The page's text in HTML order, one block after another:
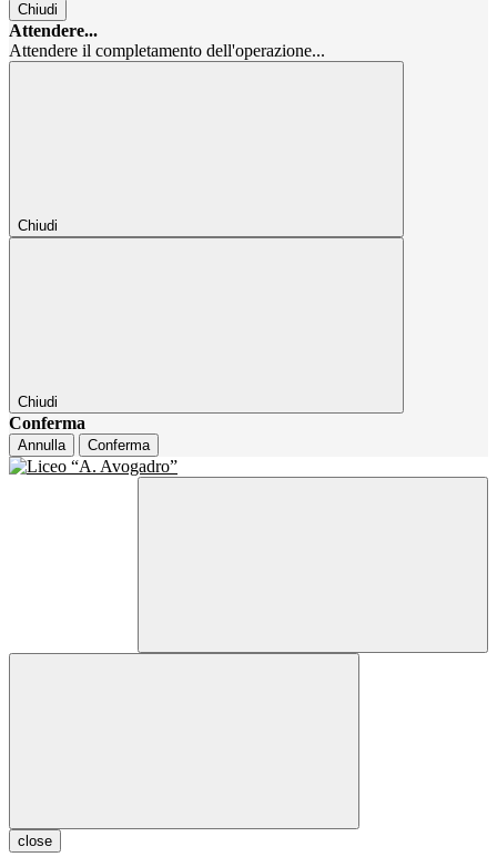
Chiudi
Attendere...
Attendere il completamento dell'operazione...
Chiudi
Chiudi
Conferma
Annulla Conferma
close